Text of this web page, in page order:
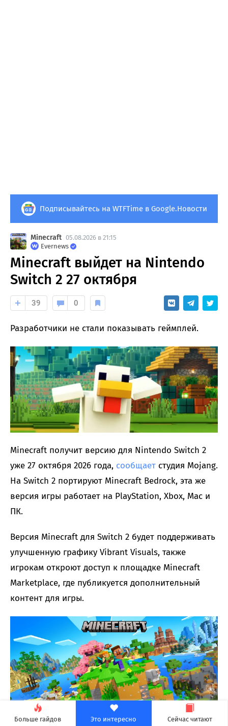
Больше гайдов Это интересно Сейчас читают
Подписывайтесь на WTFTime в Google.Новости
Minecraft 05.08.2026 в 21:15
Evernews
Minecraft выйдет на Nintendo
Switch 2 27 октября
39 0
Разработчики не стали показывать геймплей.
Minecraft получит версию для Nintendo Switch 2
уже 27 октября 2026 года, сообщает студия Mojang.
На Switch 2 портируют Minecraft Bedrock, эта же
версия игры работает на PlayStation, Xbox, Mac и
ПК.
Версия Minecraft для Switch 2 будет поддерживать
улучшенную графику Vibrant Visuals, также
игрокам откроют доступ к площадке Minecraft
Marketplace, где публикуется дополнительный
контент для игры.